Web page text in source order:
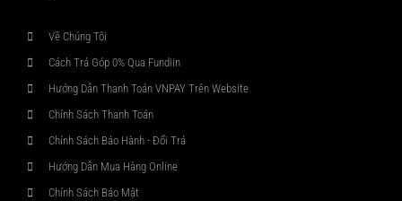
Về Chúng Tôi
Cách Trả Góp 0% Qua Fundiin
Hướng Dẫn Thanh Toán VNPAY Trên Website
Chính Sách Thanh Toán
Chính Sách Bảo Hành - Đổi Trả
Hướng Dẫn Mua Hàng Online
Chính Sách Bảo Mật